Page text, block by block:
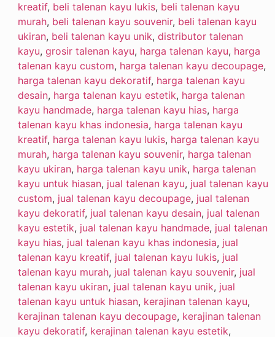
kreatif, beli talenan kayu lukis, beli talenan kayu
murah, beli talenan kayu souvenir, beli talenan kayu
ukiran, beli talenan kayu unik, distributor talenan
kayu, grosir talenan kayu, harga talenan kayu, harga
talenan kayu custom, harga talenan kayu decoupage,
harga talenan kayu dekoratif, harga talenan kayu
desain, harga talenan kayu estetik, harga talenan
kayu handmade, harga talenan kayu hias, harga
talenan kayu khas indonesia, harga talenan kayu
kreatif, harga talenan kayu lukis, harga talenan kayu
murah, harga talenan kayu souvenir, harga talenan
kayu ukiran, harga talenan kayu unik, harga talenan
kayu untuk hiasan, jual talenan kayu, jual talenan kayu
custom, jual talenan kayu decoupage, jual talenan
kayu dekoratif, jual talenan kayu desain, jual talenan
kayu estetik, jual talenan kayu handmade, jual talenan
kayu hias, jual talenan kayu khas indonesia, jual
talenan kayu kreatif, jual talenan kayu lukis, jual
talenan kayu murah, jual talenan kayu souvenir, jual
talenan kayu ukiran, jual talenan kayu unik, jual
talenan kayu untuk hiasan, kerajinan talenan kayu,
kerajinan talenan kayu decoupage, kerajinan talenan
kayu dekoratif, kerajinan talenan kayu estetik,